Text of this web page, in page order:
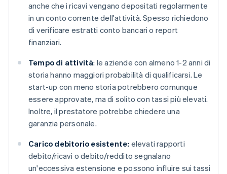
anche che i ricavi vengano depositati regolarmente
in un conto corrente dell'attività. Spesso richiedono
di verificare estratti conto bancari o report
finanziari.
Tempo di attività: le aziende con almeno 1-2 anni di
storia hanno maggiori probabilità di qualificarsi. Le
start-up con meno storia potrebbero comunque
essere approvate, ma di solito con tassi più elevati.
Inoltre, il prestatore potrebbe chiedere una
garanzia personale.
Carico debitorio esistente: elevati rapporti
debito/ricavi o debito/reddito segnalano
un'eccessiva estensione e possono influire sui tassi